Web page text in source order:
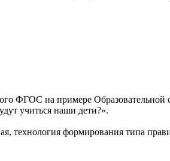
ФГОС на примере
учиться наши дети?».
технология формирования типа